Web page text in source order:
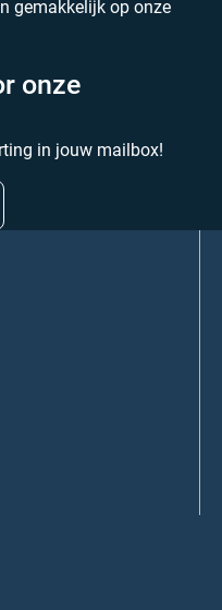
gemakkelijk op onze
onze
in jouw mailbox!